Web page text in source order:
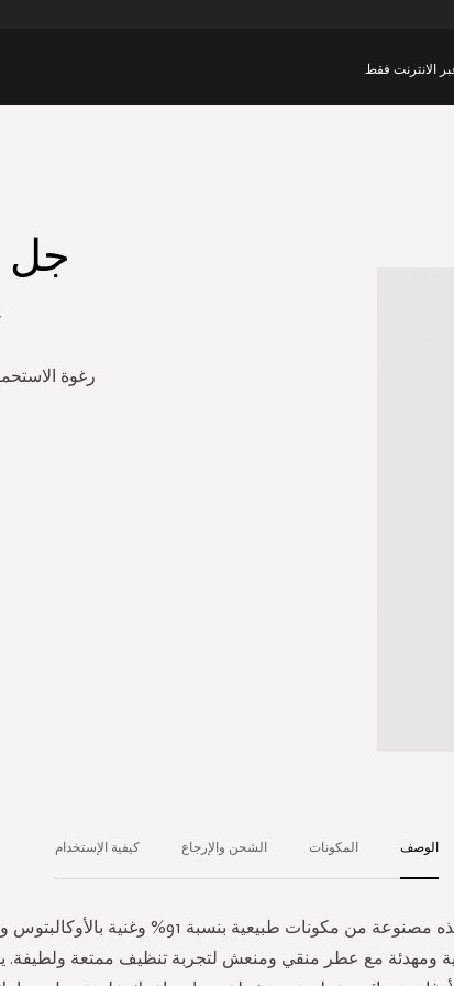
الانترنت فقط
جل
رغوة
الوصف
رغوة الاستحمام هذه مصنوعة من مكونات طبيعية بنسبة 91%
ومهدئة مع عطر منقي ومنعش لتجربة تنظيف ممتعة ولطيفة.
المكونات الشحن والإرجاع كيفية الإستخدام